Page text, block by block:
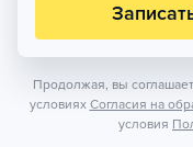
Продолжая, вы
условиях Согласия на
условия